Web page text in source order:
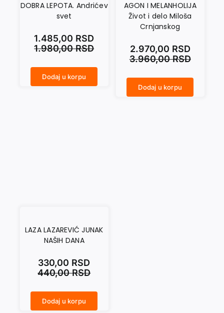
DOBRA LEPOTA. Andrićev
svet
1.980,00RSD
1.485,00 RSD
Dodaj u korpu
AGON I MELANHOLIJA
Život i delo Miloša
Crnjanskog
3.960,00RSD
2.970,00 RSD
Dodaj u korpu
LAZA LAZAREVIĆ JUNAK
NAŠIH DANA
440,00RSD
330,00 RSD
Dodaj u korpu